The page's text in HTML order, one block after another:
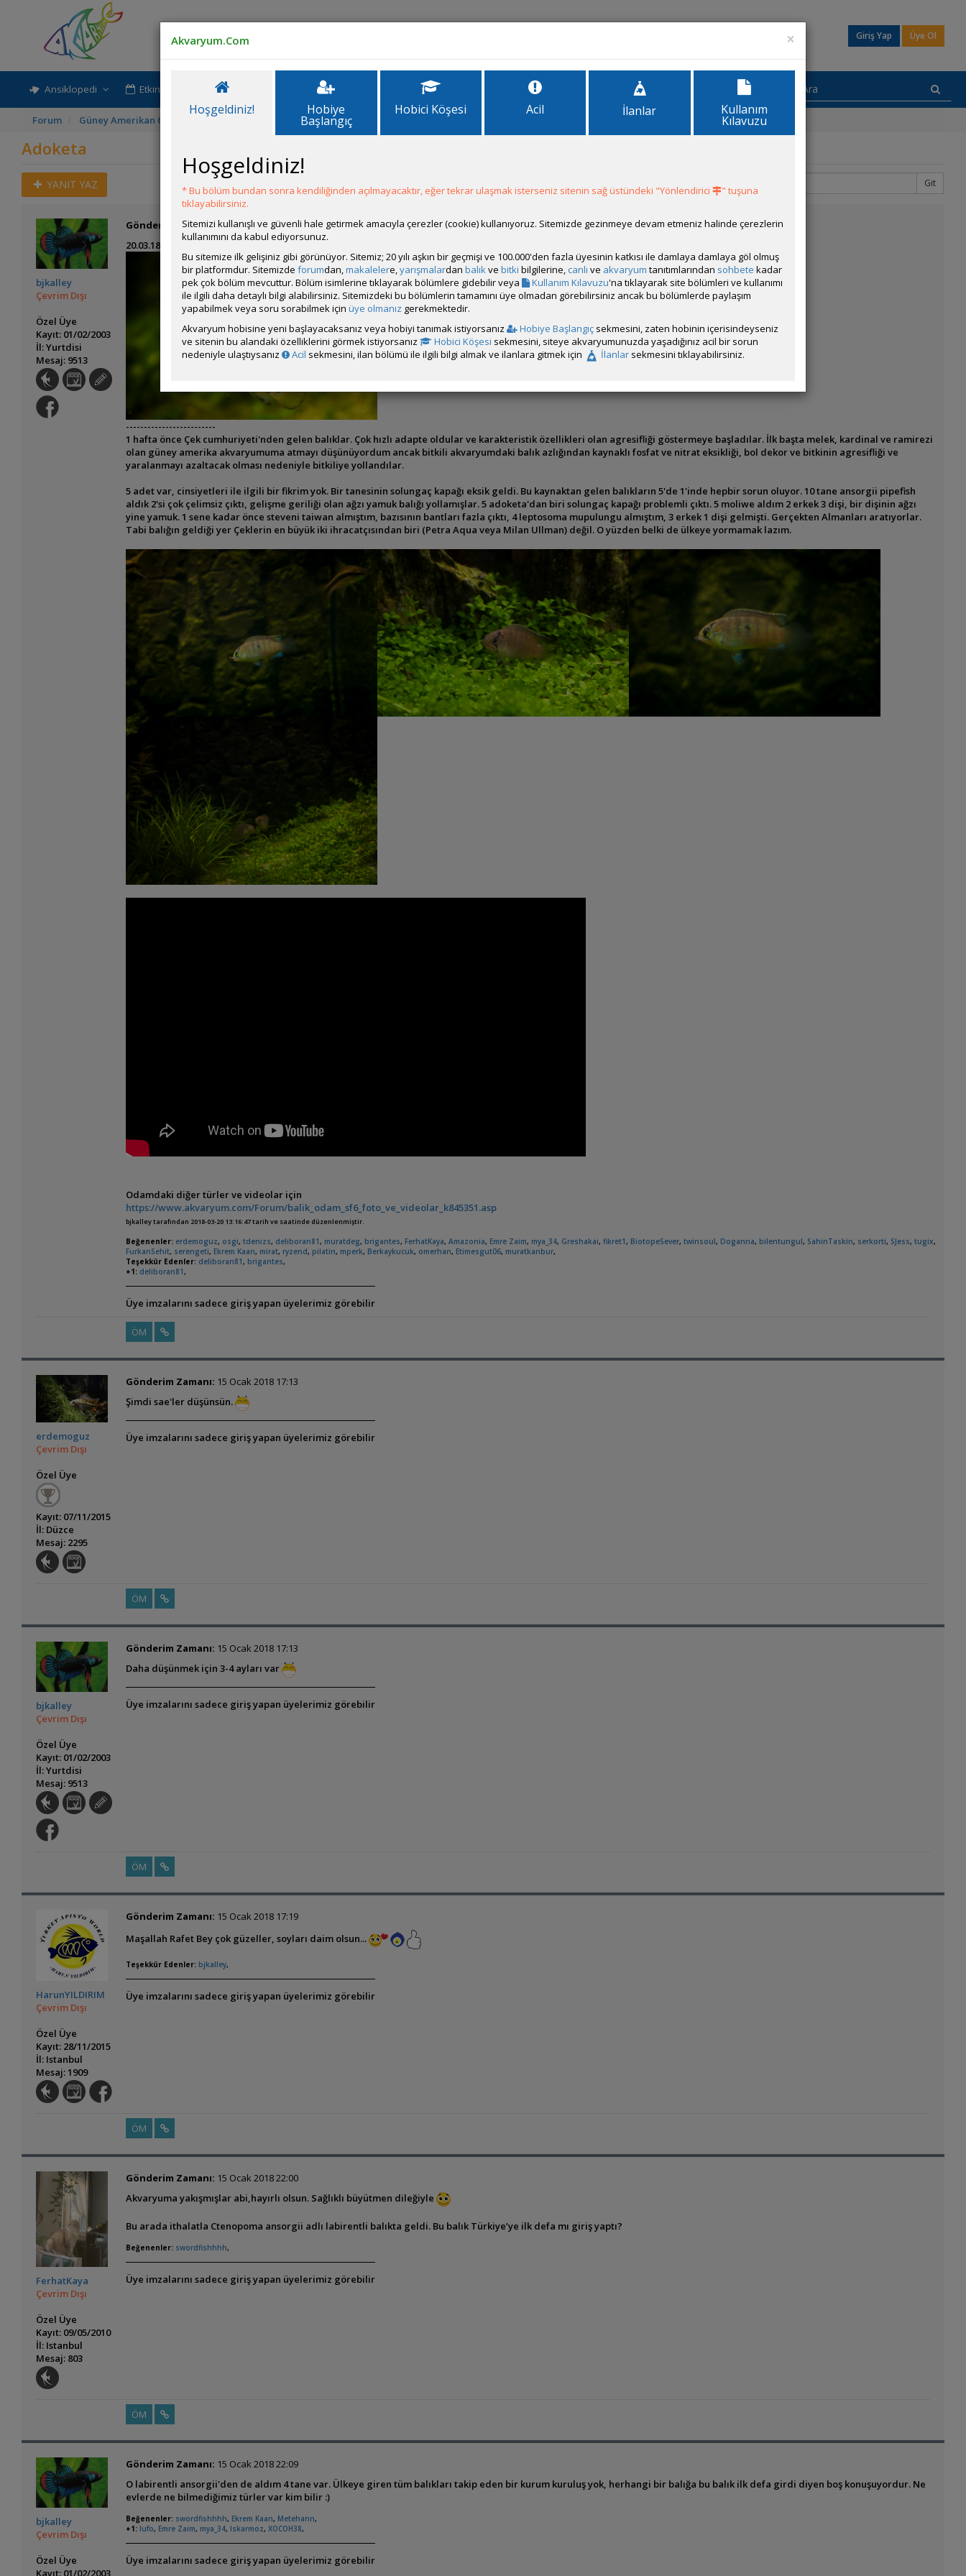
Giriş Yap Üye Ol
Ansiklopedi Etkinlik-Paylaşım İlanlar Forum
Forum Güney Amerikan Cichlidleri Tanıtımı
Adoketa
YANIT YAZ Git
bjkalley
Çevrim Dışı
Özel Üye
Kayıt: 01/02/2003
İl: Yurtdisi
Mesaj: 9513
Gönderim Zamanı: 15 Ocak 2018 17:08
20.03.18 Güncel foto:
-------------------------
1 hafta önce Çek cumhuriyeti'nden gelen balıklar. Çok hızlı adapte oldular ve karakteristik özellikleri olan agresifliği göstermeye başladılar. İlk başta melek, kardinal ve ramirezi
olan güney amerika akvaryumuma atmayı düşünüyordum ancak bitkili akvaryumdaki balık azlığından kaynaklı fosfat ve nitrat eksikliği, bol dekor ve bitkinin agresifliği ve
yaralanmayı azaltacak olması nedeniyle bitkiliye yollandılar.
5 adet var, cinsiyetleri ile ilgili bir fikrim yok. Bir tanesinin solungaç kapağı eksik geldi. Bu kaynaktan gelen balıkların 5'de 1'inde hepbir sorun oluyor. 10 tane ansorgii pipefish
aldık 2'si çok çelimsiz çıktı, gelişme geriliği olan ağzı yamuk balığı yollamışlar. 5 adoketa'dan biri solungaç kapağı problemli çıktı. 5 moliwe aldım 2 erkek 3 dişi, bir dişinin ağzı
yine yamuk. 1 sene kadar önce steveni taiwan almıştım, bazısının bantları fazla çıktı, 4 leptosoma mupulungu almıştım, 3 erkek 1 dişi gelmişti. Gerçekten Almanları aratıyorlar.
Tabi balığın geldiği yer Çeklerin en büyük iki ihracatçısından biri (Petra Aqua veya Milan Ullman) değil. O yüzden belki de ülkeye yormamak lazım.
Odamdaki diğer türler ve videolar için
https://www.akvaryum.com/Forum/balik_odam_sf6_foto_ve_videolar_k845351.asp
bjkalley tarafından 2018-03-20 13:16:47 tarih ve saatinde düzenlenmiştir.
Beğenenler: erdemoguz, osgi,tdenizs, deliboran81, muratdeg, brigantes, FerhatKaya,Amazonia, Emre Zaim, mya_34, Greshakai,fikret1, BiotopeSever,twinsoul, Doganna, bilentungul, SahinTaskin, serkorti, SJess,tugix,
FurkanSehit, serengeti, Ekrem Kaan, mirat, ryzend, pilatin, mperk, Berkaykucuk, omerhan, Etimesgut06, muratkanbur,
Teşekkür Edenler: deliboran81, brigantes,
+1: deliboran81,
Üye imzalarını sadece giriş yapan üyelerimiz görebilir
ÖM
erdemoguz
Çevrim Dışı
Özel Üye
Kayıt: 07/11/2015
İl: Düzce
Mesaj: 2295
Gönderim Zamanı: 15 Ocak 2018 17:13
Şimdi sae'ler düşünsün.
Üye imzalarını sadece giriş yapan üyelerimiz görebilir
ÖM
bjkalley
Çevrim Dışı
Özel Üye
Kayıt: 01/02/2003
İl: Yurtdisi
Mesaj: 9513
Gönderim Zamanı: 15 Ocak 2018 17:13
Daha düşünmek için 3-4 ayları var
Üye imzalarını sadece giriş yapan üyelerimiz görebilir
ÖM
HarunYILDIRIM
Çevrim Dışı
Özel Üye
Kayıt: 28/11/2015
İl: Istanbul
Mesaj: 1909
Gönderim Zamanı: 15 Ocak 2018 17:19
Maşallah Rafet Bey çok güzeller, soyları daim olsun...
Teşekkür Edenler: bjkalley,
Üye imzalarını sadece giriş yapan üyelerimiz görebilir
ÖM
FerhatKaya
Çevrim Dışı
Özel Üye
Kayıt: 09/05/2010
İl: Istanbul
Mesaj: 803
Gönderim Zamanı: 15 Ocak 2018 22:00
Akvaryuma yakışmışlar abi,hayırlı olsun. Sağlıklı büyütmen dileğiyle
Bu arada ithalatla Ctenopoma ansorgii adlı labirentli balıkta geldi. Bu balık Türkiye’ye ilk defa mı giriş yaptı?
Beğenenler: swordfishhhh,
Üye imzalarını sadece giriş yapan üyelerimiz görebilir
ÖM
bjkalley
Çevrim Dışı
Özel Üye
Kayıt: 01/02/2003
Gönderim Zamanı: 15 Ocak 2018 22:09
O labirentli ansorgii'den de aldım 4 tane var. Ülkeye giren tüm balıkları takip eden bir kurum kuruluş yok, herhangi bir balığa bu balık ilk defa girdi diyen boş konuşuyordur. Ne
evlerde ne bilmediğimiz türler var kim bilir :)
Beğenenler: swordfishhhh, Ekrem Kaan, Metehann,
+1: lufo, Emre Zaim, mya_34, Iskarmoz,XOCOH38,
Üye imzalarını sadece giriş yapan üyelerimiz görebilir
×
Akvaryum.Com
Hoşgeldiniz! Hobiye
Başlangıç
Hobici Köşesi Acil İlanlar Kullanım
Kılavuzu
Hoşgeldiniz!
* Bu bölüm bundan sonra kendiliğinden açılmayacaktır, eğer tekrar ulaşmak isterseniz sitenin sağ üstündeki "Yönlendirici
" tuşuna
tıklayabilirsiniz.
Sitemizi kullanışlı ve güvenli hale getirmek amacıyla çerezler (cookie) kullanıyoruz. Sitemizde gezinmeye devam etmeniz halinde çerezlerin
kullanımını da kabul ediyorsunuz.
Bu sitemize ilk gelişiniz gibi görünüyor. Sitemiz; 20 yılı aşkın bir geçmişi ve 100.000'den fazla üyesinin katkısı ile damlaya damlaya göl olmuş
bir platformdur. Sitemizde forumdan,makalelere,yarışmalardan balıkve bitki bilgilerine, canlı ve akvaryum tanıtımlarından sohbete kadar
pek çok bölüm mevcuttur. Bölüm isimlerine tıklayarak bölümlere gidebilir veya
Kullanım Kılavuzu'na tıklayarak site bölümleri ve kullanımı
ile ilgili daha detaylı bilgi alabilirsiniz. Sitemizdeki bu bölümlerin tamamını üye olmadan görebilirsiniz ancak bu bölümlerde paylaşım
yapabilmek veya soru sorabilmek için üye olmanız gerekmektedir.
Akvaryum hobisine yeni başlayacaksanız veya hobiyi tanımak istiyorsanız
Hobiye Başlangıç sekmesini, zaten hobinin içerisindeyseniz
ve sitenin bu alandaki özelliklerini görmek istiyorsanız
Hobici Köşesi sekmesini, siteye akvaryumunuzda yaşadığınız acil bir sorun
nedeniyle ulaştıysanız
Acil sekmesini, ilan bölümü ile ilgili bilgi almak ve ilanlara gitmek için İlanlar sekmesini tıklayabilirsiniz.